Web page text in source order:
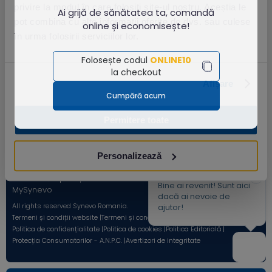
privire la modul în care folosiți site-ul nostru. Aceștia le
pot combina cu alte informații oferite de dvs. sau culese
în urma folosirii serviciilor lor.
Afişare
Personalizează
este unul dintre principalii furnizori
de servicii de diagnostic de laborator din
analize, de la teste uzuale la investigații
MySynevo
Descarcă din
Acum pe
All rights reserved Synevo Romania.
Termeni și condiții website |Termeni și condiții Shop Online |
Politica de confidențialitate |Politica de cookies |Politica Editorială |
Protecția Consumatorilor - A.N.P.C. |Avertizori de integritate
Ai grijă de sănătatea ta, comandă
online și economisește!
Folosește codul ONLINE10
la checkout
Cumpără acum
Bine ai revenit! Sunt aici
dacă ai nevoie de
ajutor!